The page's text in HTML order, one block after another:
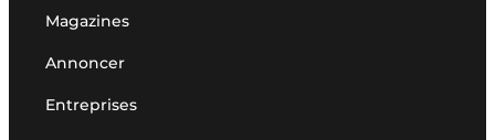
Magazines
Annoncer
Entreprises